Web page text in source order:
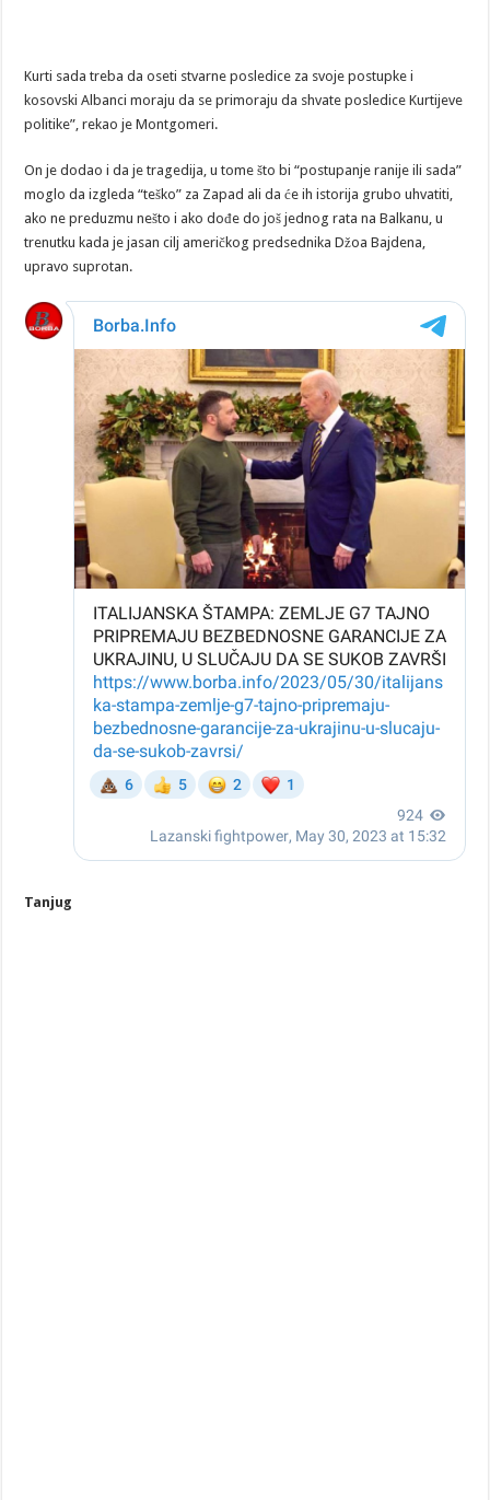
Kurti sada treba da oseti stvarne posledice za svoje postupke i
kosovski Albanci moraju da se primoraju da shvate posledice Kurtijeve
politike”, rekao je Montgomeri.
On je dodao i da je tragedija, u tome što bi “postupanje ranije ili sada”
moglo da izgleda “teško” za Zapad ali da će ih istorija grubo uhvatiti,
ako ne preduzmu nešto i ako dođe do još jednog rata na Balkanu, u
trenutku kada je jasan cilj američkog predsednika Džoa Bajdena,
upravo suprotan.
Tanjug